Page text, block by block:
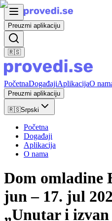
Preuzmi aplikaciju
🇷🇸
PočetnaDogađajiAplikacijaO
Preuzmi aplikaciju
🇷🇸Srpski
Početna
Događaji
Aplikacija
O nama
Dom omladine
jun – 17. jul
„Unutar i